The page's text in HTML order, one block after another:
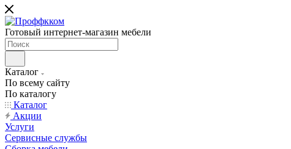
Готовый интернет-магазин мебели
Каталог
По всему сайту
По каталогу
Каталог
Акции
Услуги
Сервисные службы